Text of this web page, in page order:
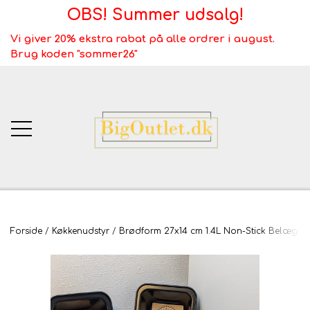
OBS! Summer udsalg!
Vi giver 20% ekstra rabat på alle ordrer i august.
Brug koden "sommer26"
BigOutlet.dk
TÆPPER
Webshop ALT
Forside Køkkenudstyr Brødform 27x14 cm 1.4L Non-Stick